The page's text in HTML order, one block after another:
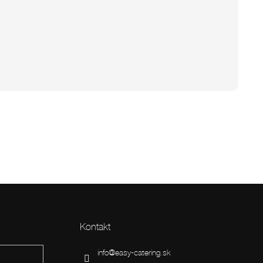
Kontakt
info@easy-catering.sk